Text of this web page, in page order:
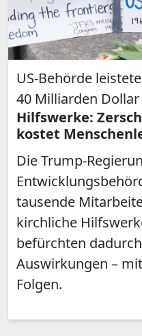
US-Behörde
40 Milliarden Dollar
Hilfswerke:
kostet
Die Trump-
tausende
kirchliche
befürchten
Auswirkungen –
Folgen.